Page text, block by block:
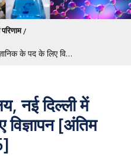
परिणाम
सीएसआईआर-मुख्यालय, नई दिल्ली में वैज्ञानिक के पद के लिए विज्ञापन [अंतिम तिथि: 22/03/2025]
नई दिल्ली में
[अंतिम